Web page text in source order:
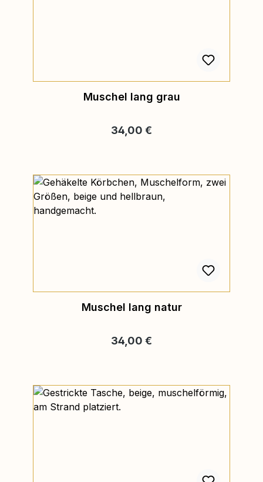
Muschel lang grau
Regulärer Preis:
34,00 €
Muschel lang natur
Regulärer Preis:
34,00 €